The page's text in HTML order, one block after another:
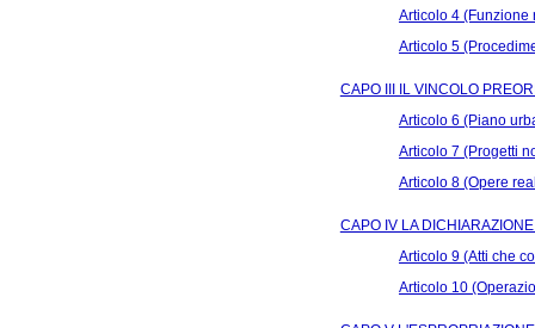
Articolo 4
Articolo 5
CAPO III IL VINCOLO
Articolo 6 (Piano
Articolo 7 (Progetti
Articolo 8 (Opere
CAPO IV LA
Articolo 9 (Atti che
Articolo 10